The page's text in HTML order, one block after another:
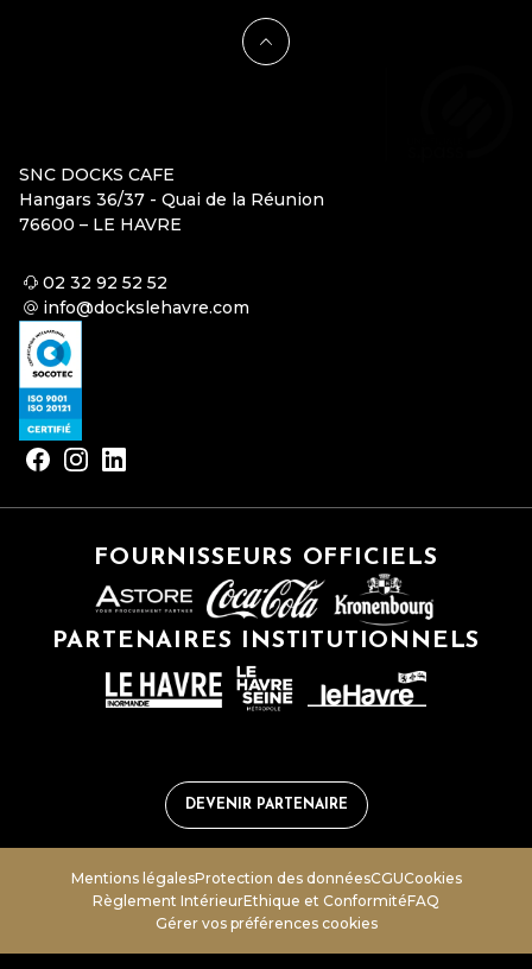
SNC DOCKS CAFE
Hangars 36/37 - Quai de la Réunion
76600 – LE HAVRE
02 32 92 52 52
info@dockslehavre.com
FOURNISSEURS OFFICIELS
PARTENAIRES INSTITUTIONNELS
DEVENIR PARTENAIRE
Mentions légalesProtection des donnéesCGUCookies
Règlement IntérieurEthique et ConformitéFAQ
Gérer vos préférences cookies